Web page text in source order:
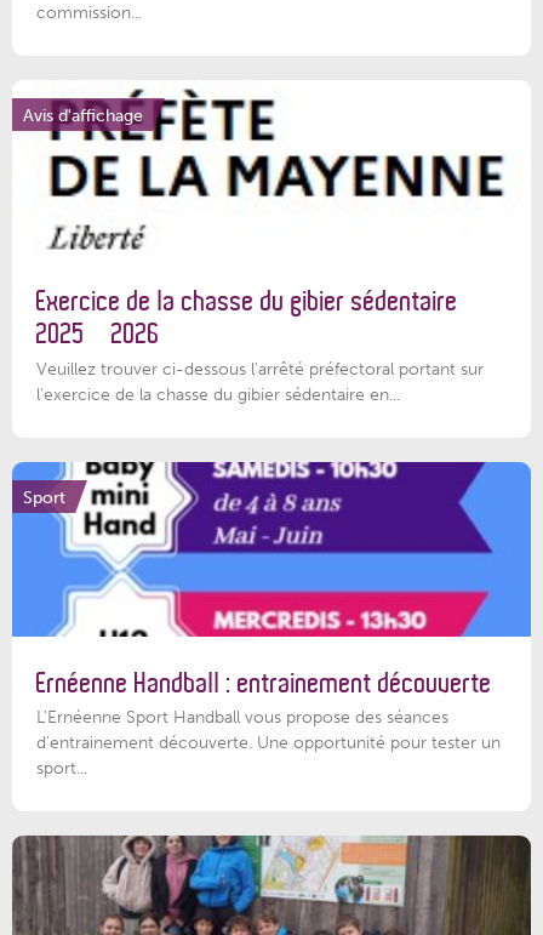
commission...
Avis d'affichage
Exercice de la chasse du gibier sédentaire
2025 – 2026
Veuillez trouver ci-dessous l'arrêté préfectoral portant sur
l'exercice de la chasse du gibier sédentaire en...
Sport
Ernéenne Handball : entrainement découverte
L'Ernéenne Sport Handball vous propose des séances
d'entrainement découverte. Une opportunité pour tester un
sport...